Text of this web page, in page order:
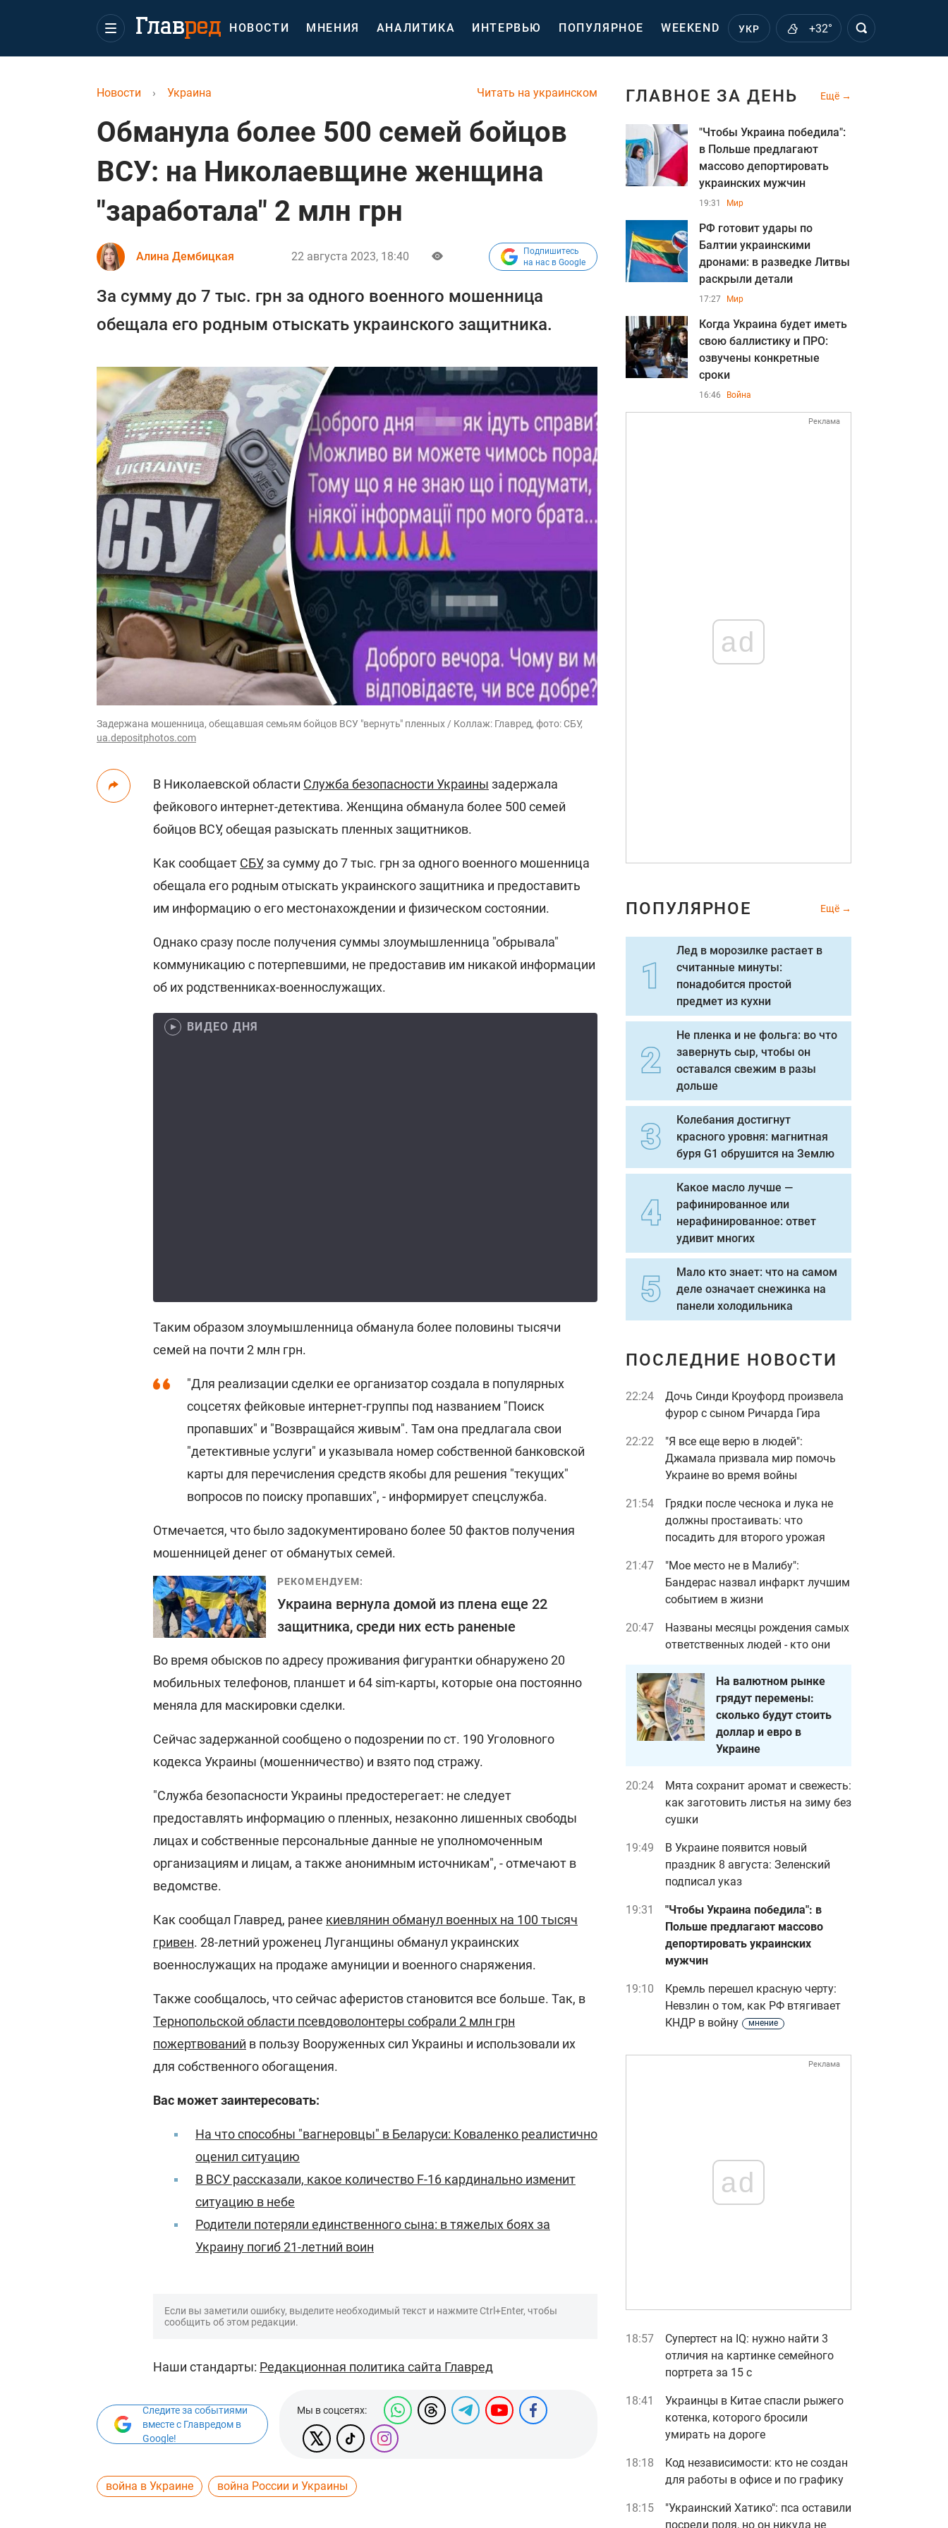
НОВОСТИ МНЕНИЯ АНАЛИТИКА ИНТЕРВЬЮ ПОПУЛЯРНОЕ WEEKEND УКР +32°
Читать на украинском
Новости › Украина
Обманула более 500 семей бойцов
ВСУ: на Николаевщине женщина
"заработала" 2 млн грн
Алина Дембицкая 22 августа 2023, 18:40
Подпишитесь
на нас в Google
За сумму до 7 тыс. грн за одного военного мошенница
обещала его родным отыскать украинского защитника.
Задержана мошенница, обещавшая семьям бойцов ВСУ "вернуть" пленных / Коллаж: Главред, фото: СБУ,
ua.depositphotos.com
В Николаевской области Служба безопасности Украины задержала
фейкового интернет-детектива. Женщина обманула более 500 семей
бойцов ВСУ, обещая разыскать пленных защитников.
Как сообщает СБУ, за сумму до 7 тыс. грн за одного военного мошенница
обещала его родным отыскать украинского защитника и предоставить
им информацию о его местонахождении и физическом состоянии.
Однако сразу после получения суммы злоумышленница "обрывала"
коммуникацию с потерпевшими, не предоставив им никакой информации
об их родственниках-военнослужащих.
ВИДЕО ДНЯ
Таким образом злоумышленница обманула более половины тысячи
семей на почти 2 млн грн.
"Для реализации сделки ее организатор создала в популярных
соцсетях фейковые интернет-группы под названием "Поиск
пропавших" и "Возвращайся живым". Там она предлагала свои
"детективные услуги" и указывала номер собственной банковской
карты для перечисления средств якобы для решения "текущих"
вопросов по поиску пропавших", - информирует спецслужба.
Отмечается, что было задокументировано более 50 фактов получения
мошенницей денег от обманутых семей.
РЕКОМЕНДУЕМ:
Украина вернула домой из плена еще 22
защитника, среди них есть раненые
Во время обысков по адресу проживания фигурантки обнаружено 20
мобильных телефонов, планшет и 64 sim-карты, которые она постоянно
меняла для маскировки сделки.
Сейчас задержанной сообщено о подозрении по ст. 190 Уголовного
кодекса Украины (мошенничество) и взято под стражу.
"Служба безопасности Украины предостерегает: не следует
предоставлять информацию о пленных, незаконно лишенных свободы
лицах и собственные персональные данные не уполномоченным
организациям и лицам, а также анонимным источникам", - отмечают в
ведомстве.
Как сообщал Главред, ранее киевлянин обманул военных на 100 тысяч
гривен. 28-летний уроженец Луганщины обманул украинских
военнослужащих на продаже амуниции и военного снаряжения.
Также сообщалось, что сейчас аферистов становится все больше. Так, в
Тернопольской области псевдоволонтеры собрали 2 млн грн
пожертвований в пользу Вооруженных сил Украины и использовали их
для собственного обогащения.
Вас может заинтересовать:
На что способны "вагнеровцы" в Беларуси: Коваленко реалистично
оценил ситуацию
В ВСУ рассказали, какое количество F-16 кардинально изменит
ситуацию в небе
Родители потеряли единственного сына: в тяжелых боях за
Украину погиб 21-летний воин
Если вы заметили ошибку, выделите необходимый текст и нажмите Ctrl+Enter, чтобы
сообщить об этом редакции.
Наши стандарты: Редакционная политика сайта Главред
Следите за событиями
вместе с Главредом в
Google!
Мы в соцсетях:
война в Украине война России и Украины
ГЛАВНОЕ ЗА ДЕНЬ Ещё
"Чтобы Украина победила":
в Польше предлагают
массово депортировать
украинских мужчин
19:31 Мир
РФ готовит удары по
Балтии украинскими
дронами: в разведке Литвы
раскрыли детали
17:27 Мир
Когда Украина будет иметь
свою баллистику и ПРО:
озвучены конкретные
сроки
16:46 Война
Реклама
ad
ПОПУЛЯРНОЕ Ещё
Лед в морозилке растает в
считанные минуты:
понадобится простой
предмет из кухни
Не пленка и не фольга: во что
завернуть сыр, чтобы он
оставался свежим в разы
дольше
Колебания достигнут
красного уровня: магнитная
буря G1 обрушится на Землю
Какое масло лучше —
рафинированное или
нерафинированное: ответ
удивит многих
Мало кто знает: что на самом
деле означает снежинка на
панели холодильника
ПОСЛЕДНИЕ НОВОСТИ
22:24
Дочь Синди Кроуфорд произвела
фурор с сыном Ричарда Гира
22:22
"Я все еще верю в людей":
Джамала призвала мир помочь
Украине во время войны
21:54
Грядки после чеснока и лука не
должны простаивать: что
посадить для второго урожая
21:47
"Мое место не в Малибу":
Бандерас назвал инфаркт лучшим
событием в жизни
20:47
Названы месяцы рождения самых
ответственных людей - кто они
На валютном рынке
грядут перемены:
сколько будут стоить
доллар и евро в
Украине
20:24
Мята сохранит аромат и свежесть:
как заготовить листья на зиму без
сушки
19:49
В Украине появится новый
праздник 8 августа: Зеленский
подписал указ
19:31
"Чтобы Украина победила": в
Польше предлагают массово
депортировать украинских
мужчин
19:10
Кремль перешел красную черту:
Невзлин о том, как РФ втягивает
КНДР в войну
мнение
Реклама
ad
18:57
Супертест на IQ: нужно найти 3
отличия на картинке семейного
портрета за 15 с
18:41
Украинцы в Китае спасли рыжего
котенка, которого бросили
умирать на дороге
18:18
Код независимости: кто не создан
для работы в офисе и по графику
18:15
"Украинский Хатико": пса оставили
посреди поля, но он никуда не